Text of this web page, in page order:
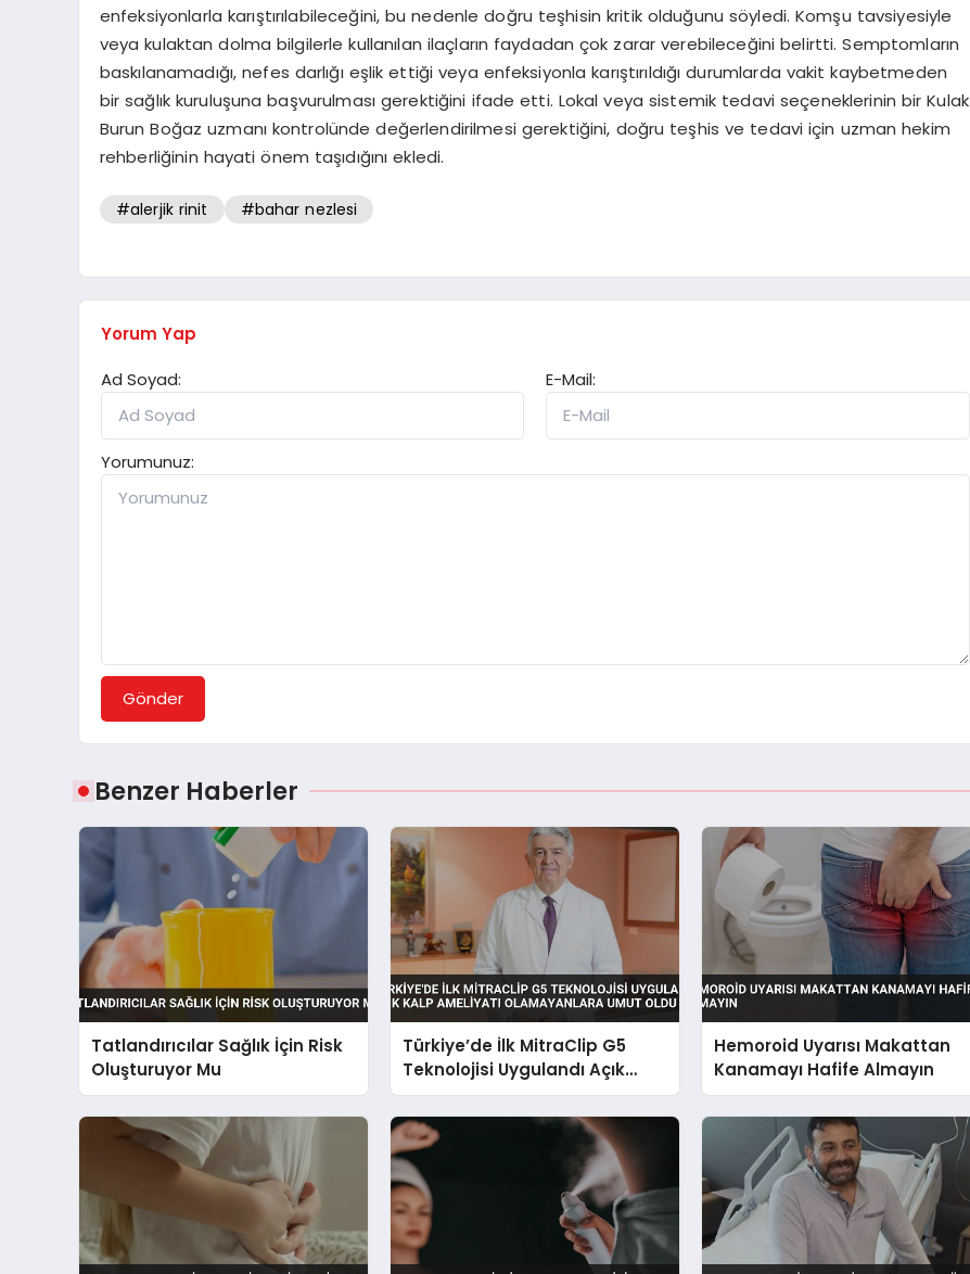
enfeksiyonlarla karıştırılabileceğini, bu nedenle doğru teşhisin kritik olduğunu söyledi. Komşu tavsiyesiyle
veya kulaktan dolma bilgilerle kullanılan ilaçların faydadan çok zarar verebileceğini belirtti. Semptomların
baskılanamadığı, nefes darlığı eşlik ettiği veya enfeksiyonla karıştırıldığı durumlarda vakit kaybetmeden
bir sağlık kuruluşuna başvurulması gerektiğini ifade etti. Lokal veya sistemik tedavi seçeneklerinin bir Kulak
Burun Boğaz uzmanı kontrolünde değerlendirilmesi gerektiğini, doğru teşhis ve tedavi için uzman hekim
rehberliğinin hayati önem taşıdığını ekledi.
#alerjik rinit #bahar nezlesi
Yorum Yap
Ad Soyad:
E-Mail:
Yorumunuz:
Gönder
Benzer Haberler
Tatlandırıcılar Sağlık İçin Risk
Oluşturuyor Mu
Türkiye’de İlk MitraClip G5
Teknolojisi Uygulandı Açık
Kalp Ameliyatı Olamayanlara
Umut Oldu
Hemoroid Uyarısı Makattan
Kanamayı Hafife Almayın